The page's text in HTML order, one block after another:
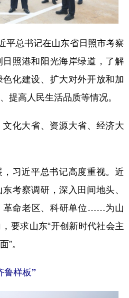
河北 山西
湖北 湖南
云南 西藏
青海 宁夏
黑龙江
Français
总书记在山东省日照市考察
照港和阳光海岸绿道，了解
化建设、扩大对外开放和加
提高人民生活品质等情况。
化大省、资源大省、经济大
习近平总书记高度重视。近
考察调研，深入田间地头、
革命老区、科研单位……为山
要求山东“开创新时代社会主
”。
鲁样板”